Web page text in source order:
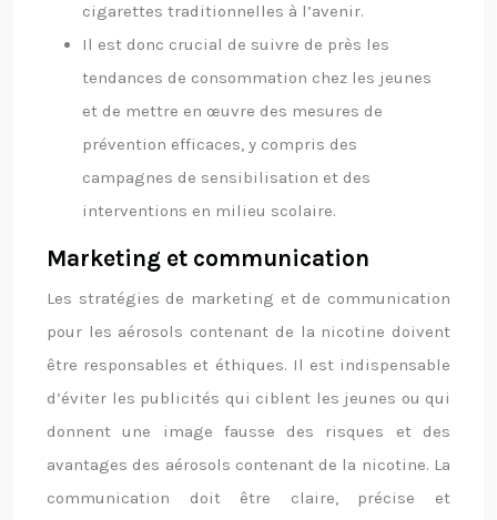
cigarettes traditionnelles à l’avenir.
Il est donc crucial de suivre de près les
tendances de consommation chez les jeunes
et de mettre en œuvre des mesures de
prévention efficaces, y compris des
campagnes de sensibilisation et des
interventions en milieu scolaire.
Marketing et communication
Les stratégies de marketing et de communication
pour les aérosols contenant de la nicotine doivent
être responsables et éthiques. Il est indispensable
d’éviter les publicités qui ciblent les jeunes ou qui
donnent une image fausse des risques et des
avantages des aérosols contenant de la nicotine. La
communication doit être claire, précise et